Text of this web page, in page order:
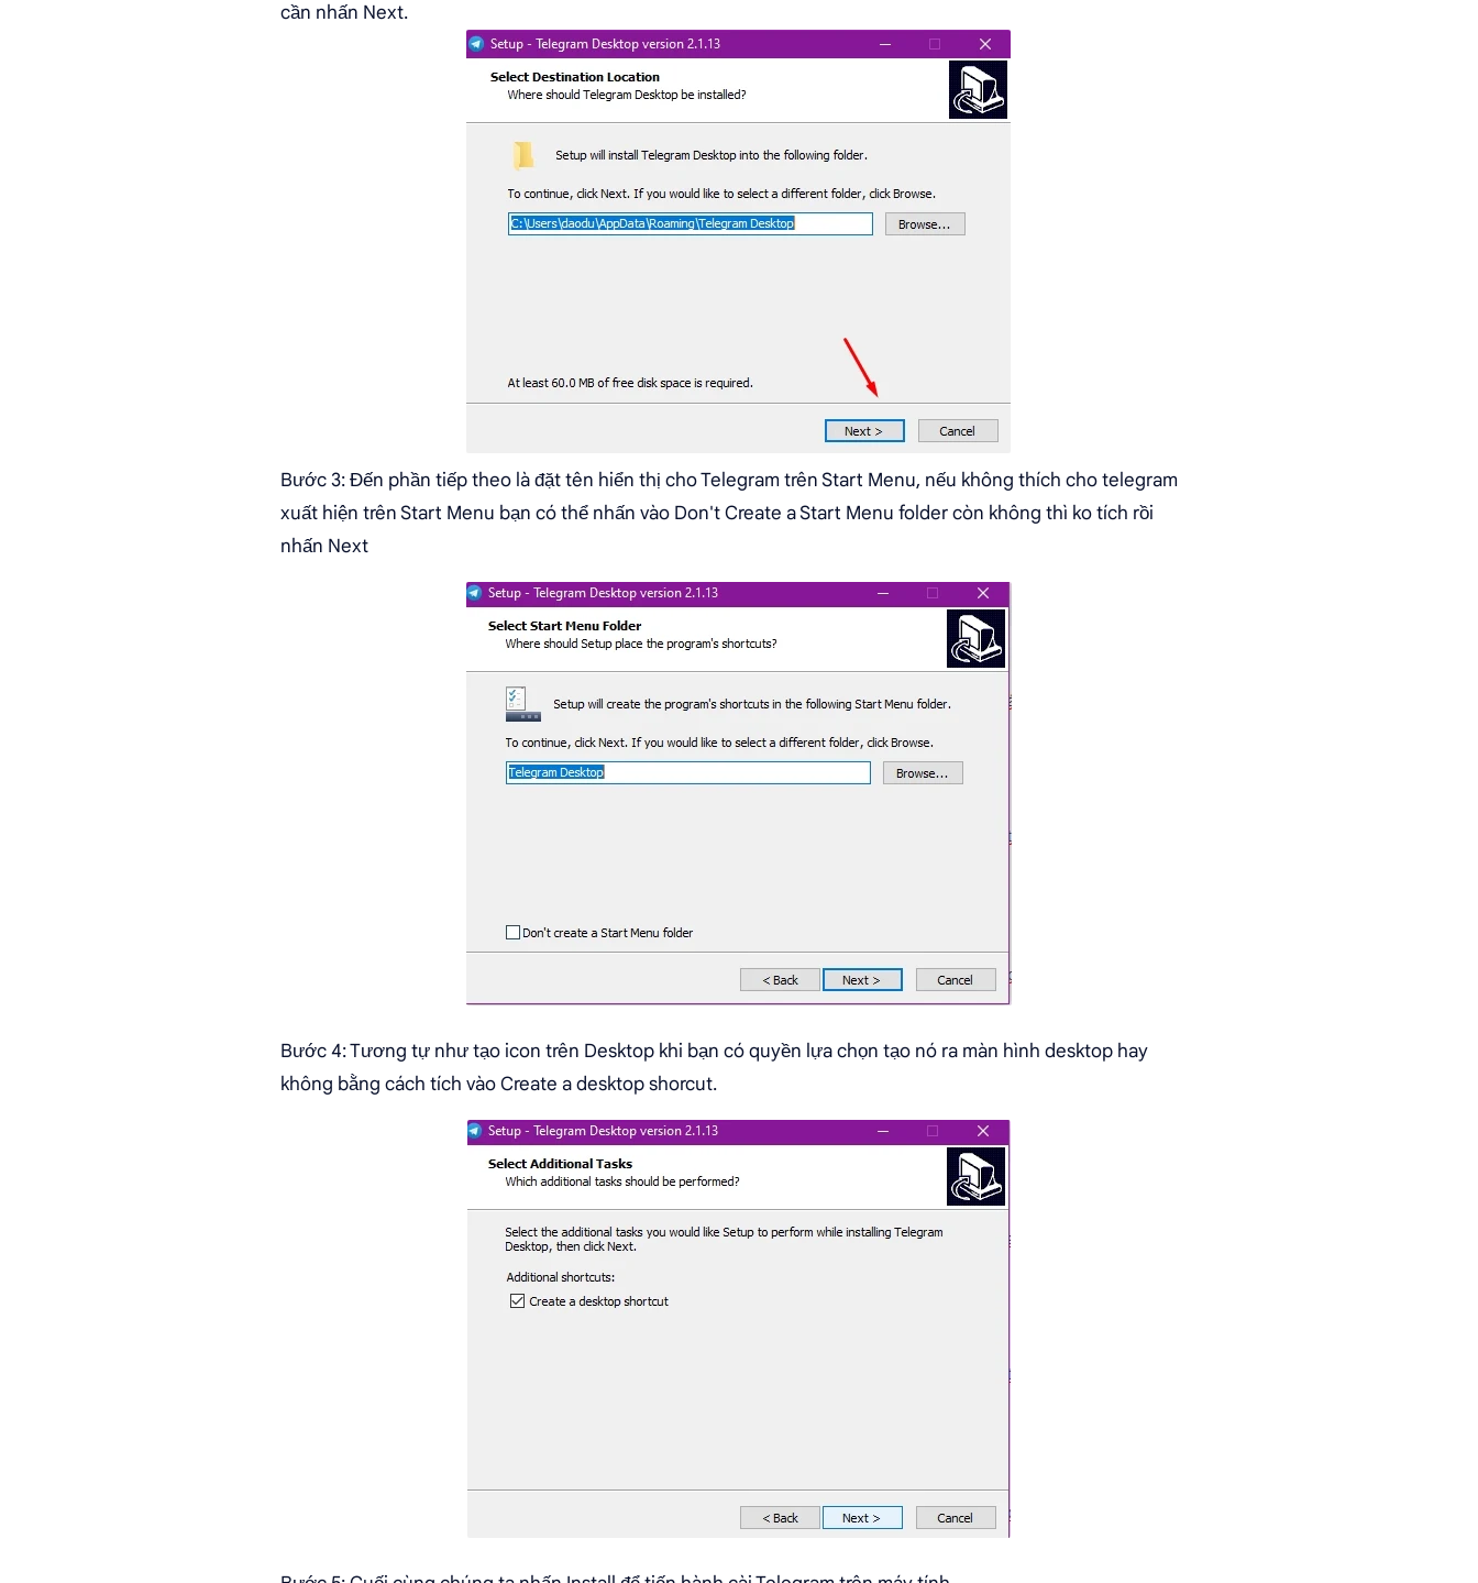
cần nhấn Next.
Bước 3: Đến phần tiếp theo là đặt tên hiển thị cho Telegram trên Start Menu, nếu không thích cho telegram
xuất hiện trên Start Menu bạn có thể nhấn vào Don't Create a Start Menu folder còn không thì ko tích rồi
nhấn Next
Bước 4: Tương tự như tạo icon trên Desktop khi bạn có quyền lựa chọn tạo nó ra màn hình desktop hay
không bằng cách tích vào Create a desktop shorcut.